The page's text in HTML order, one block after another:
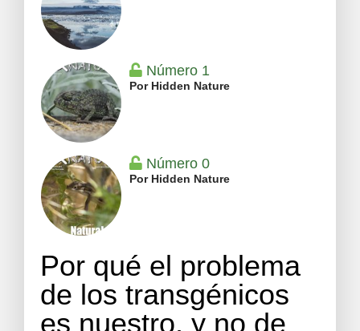
Número 1
Por Hidden Nature
Número 0
Por Hidden Nature
Por qué el problema
de los transgénicos
es nuestro, y no de